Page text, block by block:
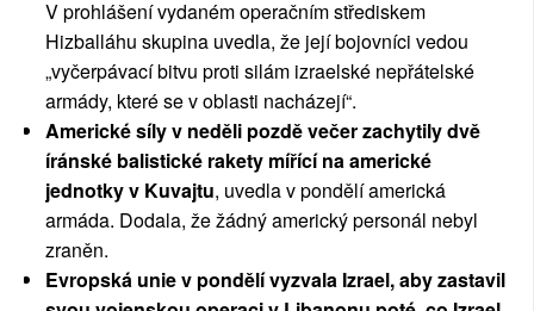
V prohlášení vydaném operačním střediskem
Hizballáhu skupina uvedla, že její bojovníci vedou
„vyčerpávací bitvu proti silám izraelské nepřátelské
armády, které se v oblasti nacházejí“.
Americké síly v neděli pozdě večer zachytily dvě
íránské balistické rakety mířící na americké
jednotky v Kuvajtu, uvedla v pondělí americká
armáda. Dodala, že žádný americký personál nebyl
zraněn.
Evropská unie v pondělí vyzvala Izrael, aby zastavil